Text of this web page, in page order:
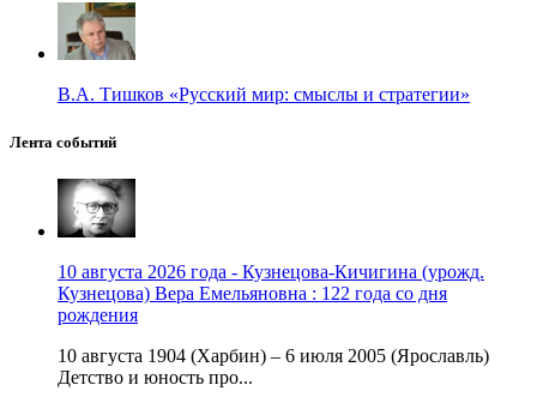
В.А. Тишков «Русский мир: смыслы и стратегии»
Лента событий
10 августа 2026 года - Кузнецова-Кичигина (урожд.
Кузнецова) Вера Емельяновна : 122 года со дня
рождения
10 августа 1904 (Харбин) – 6 июля 2005 (Ярославль)
Детство и юность про...